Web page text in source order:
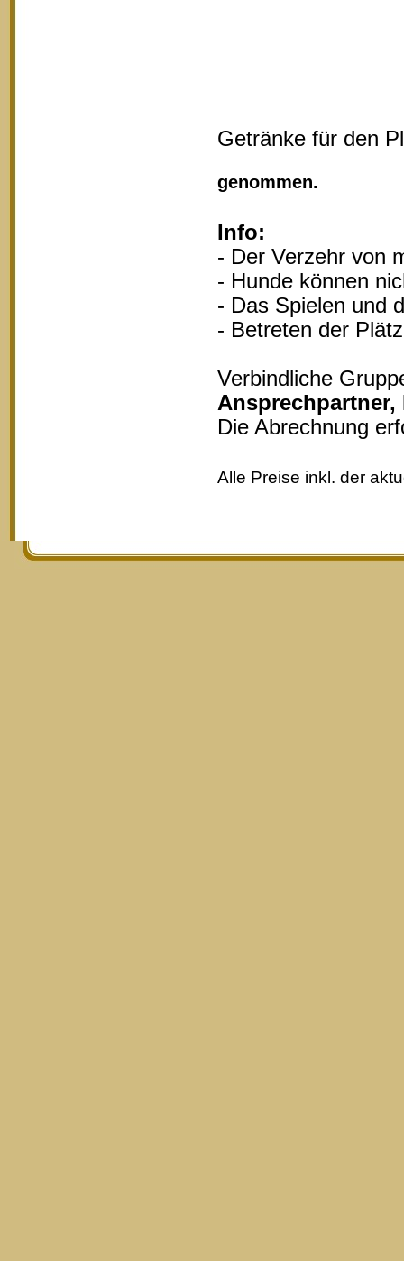
Getränke für den
genommen.
Info:
- Der Verzehr von
- Hunde können
- Das Spielen und
- Betreten der
Verbindliche
Die Abrechnung
Alle Preise inkl. der